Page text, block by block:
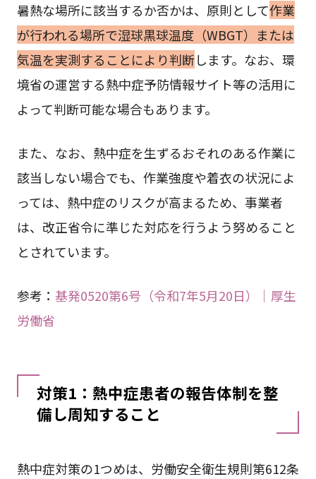
暑熱な場所に該当するか否かは、原則として作業
が行われる場所で湿球黒球温度（WBGT）または
気温を実測することにより判断します。なお、環
境省の運営する熱中症予防情報サイト等の活用に
よって判断可能な場合もあります。
また、なお、熱中症を生ずるおそれのある作業に
該当しない場合でも、作業強度や着衣の状況によ
っては、熱中症のリスクが高まるため、事業者
は、改正省令に準じた対応を行うよう努めること
とされています。
参考： 基発0520第6号（令和7年5月20日）｜厚生
労働省
対策1：熱中症患者の報告体制を整
備し周知すること
熱中症対策の1つめは、労働安全衛生規則第612条